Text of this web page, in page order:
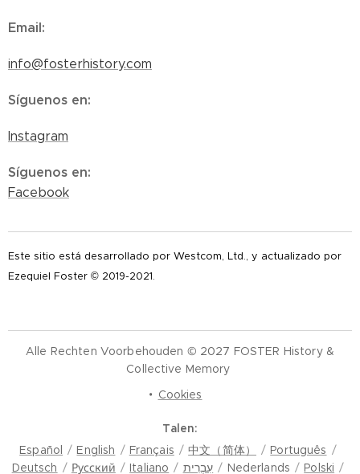
Email:
info@fosterhistory.com
Síguenos en:
Instagram
Síguenos en:
Facebook
Este sitio está desarrollado por Westcom, Ltd., y actualizado por
Ezequiel Foster © 2019-2021.
Alle Rechten Voorbehouden © 2027 FOSTER History &
Collective Memory
Cookies
Talen
Español
English Français 中文（简体）
Português
Deutsch
Русский Italiano עִבְרִית Nederlands Polski